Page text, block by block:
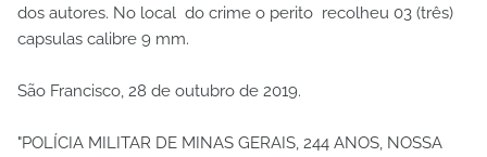
dos autores. No local do crime o perito recolheu 03 (três)
capsulas calibre 9 mm.
São Francisco, 28 de outubro de 2019.
"POLÍCIA MILITAR DE MINAS GERAIS, 244 ANOS, NOSSA